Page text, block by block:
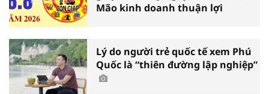
Mão kinh doanh thuận lợi
Lý do người trẻ quốc tế xem Phú
Quốc là “thiên đường lập nghiệp”